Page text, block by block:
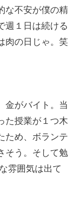
な不安が僕の精
週１日は続ける
肉の日じゃ。笑
金がバイト。当
た授業が１つ木
ため、ボランテ
そう。そして勉
雰囲気は出て